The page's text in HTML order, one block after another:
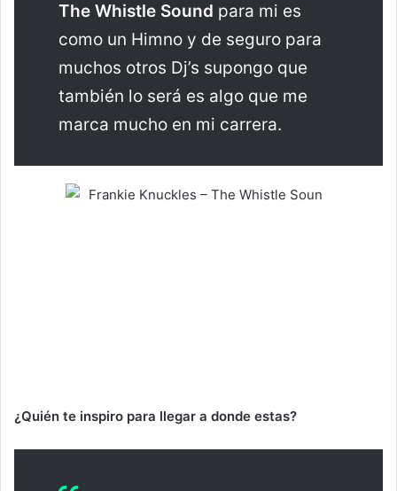
The Whistle Sound para mi es
como un Himno y de seguro para
muchos otros Dj’s supongo que
también lo será es algo que me
marca mucho en mi carrera.
¿Quién te inspiro para llegar a donde estas?